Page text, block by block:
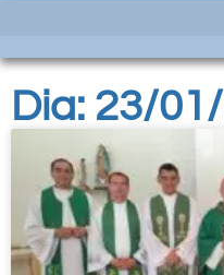
Dia: 23/